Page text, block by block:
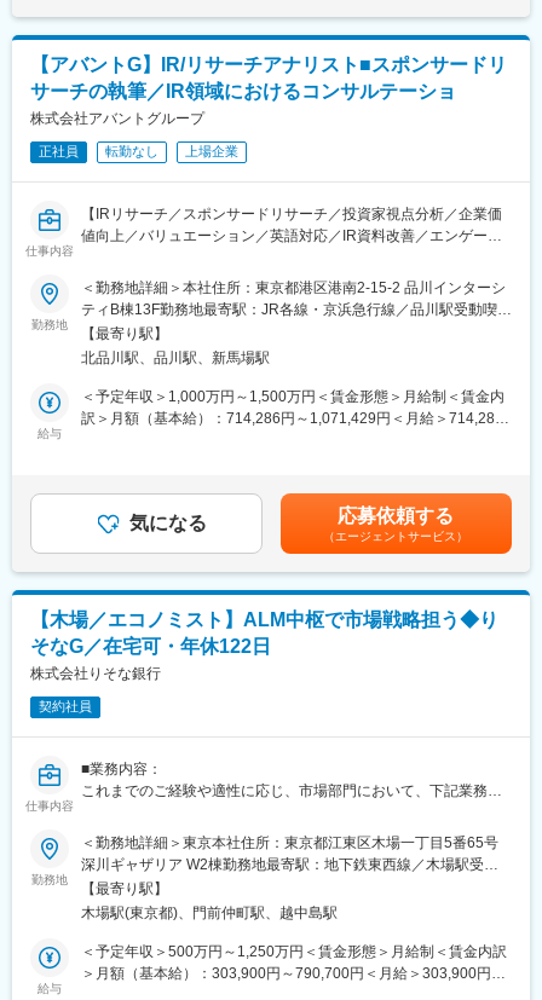
能性もあります
■平均残業時間
・残業：10~25h(19時までに退社している社員が多いです）
■配属されるグループ
審査部 企業調査室（19名）
変更の範囲：【変更の範囲：原則変更なし。ただし、本人の同意
等）、マーケティング調査を経験豊富なスタッフと一緒に幅広く
経験していただきます。
・将来的には各案件のプロジェクトマネージャーとして、チーム
マネジメントを担っていただくことを考えています。
■配属予定部署：株式会社ちばぎん総合研究所 調査部
・千葉銀行のグループ会社として、設立以来30余年にわたって地
域に密着してまちづくり支援ノウハウ、経済・産業分析ノウハウ
を積上げてきたことにより、地域から信頼され、期待されている
会社です。こうした期待に応えるべく、地域の事業者や自治体が
・調査部は若手からベテランまで幅広い年代の20名が在籍してお
り、うち7名が女性です。男女問わず、多様な年代のスタッフが活
躍しています。
地域のまちづくり支援に関わる調査やマーケティング調査など、
自治体や民間事業者からの依頼案件が増加するほか、親会社であ
変更の範囲：【変更の範囲：その他当行が指示する業務】
【アバントG】IR/リサーチアナリスト■スポンサードリ
サーチの執筆／IR領域におけるコンサルテーショ
株式会社アバントグループ
正社員 転勤なし 上場企業
仕事内容
【IRリサーチ／スポンサードリサーチ／投資家視点分析／企業価
値向上／バリュエーション／英語対応／IR資料改善／エンゲージ
投資家と発行体の双方を深く理解し、対話の質を高めるポジショ
ン。分析力と論理的表現力を軸に、資本市場での企業評価向上に
貢献します。
■採用背景
スポンサードリサーチ事業の立ち上げ・拡大および投資家エンゲ
■業務内容
上場企業を対象に、投資家目線での分析と提言を実行。主軸はス
ポンサードリサーチレポートの作成で、財務・事業の定量定性デ
インベスターズデッキの構成・ストーリーを見直し、訴求力向上
に直結する改善案を提示。海外機関投資家との面談準備やコミュ
ニケーション支援にも関与し、発行体と投資家の相互理解を促進
します。仮説設定→検証→示唆抽出→アウトプットまでを一貫し
て担い、複雑な情報を構造化して明瞭に伝える力が求められま
す。
■業務の魅力
・バイサイド視点とコンサルティングの両立により、分析が実際
のIR改善に反映される手応え
的プロセス
・英語での対話やレポート作成を通じた国際的な投資家折衝
■働く環境
ンバーと協働しながら、自律的にアウトプットを追求できる環境
です。
勤務地
＜勤務地詳細＞本社住所：東京都港区港南2-15-2 品川インターシ
ティB棟13F勤務地最寄駅：JR各線・京浜急行線／品川駅受動喫煙
対策：屋内全面禁煙変更の範囲：会社の定める事業所（リモート
ワーク含む）
【最寄り駅】
北品川駅、品川駅、新馬場駅
給与
＜予定年収＞1,000万円～1,500万円＜賃金形態＞月給制＜賃金内
訳＞月額（基本給）：714,286円～1,071,429円＜月給＞714,286
気になる 応募依頼する
（エージェントサービス）
【木場／エコノミスト】ALM中枢で市場戦略担う◆り
そなG／在宅可・年休122日
株式会社りそな銀行
契約社員
仕事内容
■業務内容：
これまでのご経験や適性に応じ、市場部門において、下記業務い
将来的な係替えによる市場部門内での他の業務（有価証券運用、
トレーディング業務、企画業務等）でのご活躍の可能性もござい
ます。
・エコノミスト業務
・ストラテジスト業務
いずれの業務も、銀行経営の根幹をなすALM運営のベースとなる
マーケット見通しを策定し、
勤務地
＜勤務地詳細＞東京本社住所：東京都江東区木場一丁目5番65号
深川ギャザリア W2棟勤務地最寄駅：地下鉄東西線／木場駅受動
喫煙対策：屋内全面禁煙変更の範囲：変更の範囲：会社の定める
場所（テレワークを行う場所を含む）
【最寄り駅】
木場駅(東京都)、門前仲町駅、越中島駅
給与
＜予定年収＞500万円～1,250万円＜賃金形態＞月給制＜賃金内訳
＞月額（基本給）：303,900円～790,700円＜月給＞303,900円～